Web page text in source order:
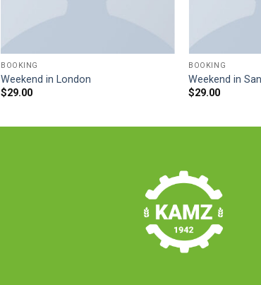
BOOKING
Weekend in London
$29.00
BOOKING
Weekend in
$29.00